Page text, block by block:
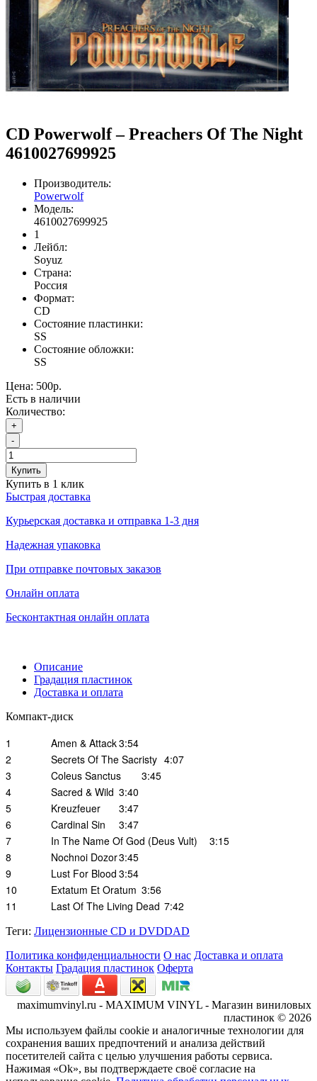
CD Powerwolf – Preachers Of The Night
4610027699925
Производитель:
Powerwolf
Модель:
4610027699925
1
Лейбл:
Soyuz
Страна:
Россия
Формат:
CD
Состояние пластинки:
SS
Состояние обложки:
SS
Цена: 500р.
Есть в наличии
Количество:
+
-
Купить
Купить в 1 клик
Быстрая доставка
Курьерская доставка и отправка 1-3 дня
Надежная упаковка
При отправке почтовых заказов
Онлайн оплата
Бесконтактная онлайн оплата
Описание
Градация пластинок
Доставка и оплата
Компакт-диск
1 Amen & Attack3:54
2
Secrets Of The Sacristy 4:07
3
Coleus Sanctus
3:45
4
Sacred & Wild 3:40
5
Kreuzfeuer
3:47
6
Cardinal Sin
3:47
7
In The Name Of God (Deus Vult)
3:15
8
Nochnoi Dozor3:45
9
Lust For Blood 3:54
10
Extatum Et Oratum 3:56
11
Last Of The Living Dead 7:42
Теги: Лицензионные CD и DVDDAD
Политика конфиденциальности О нас Доставка и оплата
Контакты Градация пластинок Оферта
maximumvinyl.ru - MAXIMUM VINYL - Магазин виниловых
пластинок © 2026
Мы используем файлы cookie и аналогичные технологии для
сохранения ваших предпочтений и анализа действий
посетителей сайта с целью улучшения работы сервиса.
Нажимая «Ok», вы подтверждаете своё согласие на